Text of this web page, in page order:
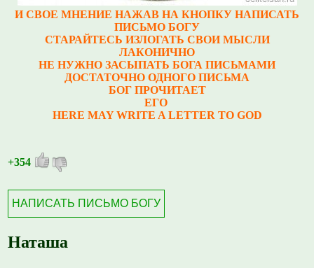
И СВОЕ МНЕНИЕ НАЖАВ НА КНОПКУ НАПИСАТЬ
ПИСЬМО БОГУ
СТАРАЙТЕСЬ ИЗЛОГАТЬ СВОИ МЫСЛИ
ЛАКОНИЧНО
НЕ НУЖНО ЗАСЫПАТЬ БОГА ПИСЬМАМИ
ДОСТАТОЧНО ОДНОГО ПИСЬМА
БОГ ПРОЧИТАЕТ
ЕГО
HERE MAY WRITE A LETTER TO GOD
+354
НАПИСАТЬ ПИСЬМО БОГУ
Наташа